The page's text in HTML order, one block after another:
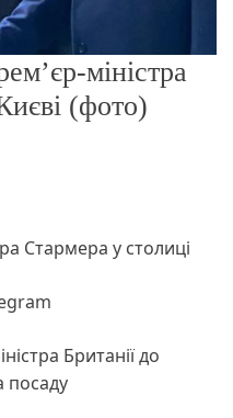
міністра
(фото)
Стармера у столиці
Британії до
посаду